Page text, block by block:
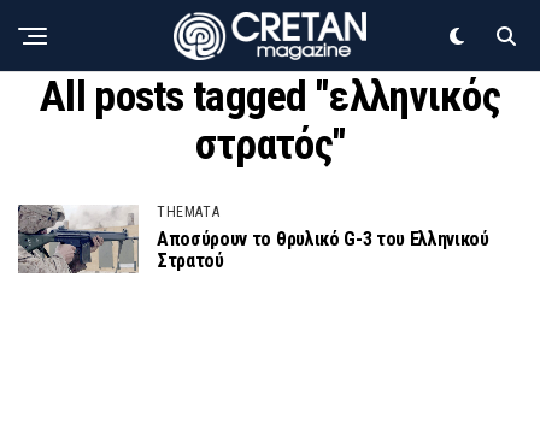
All posts tagged "ελληνικός
στρατός"
THEMATA
Αποσύρουν το θρυλικό G-3 του Ελληνικού
Στρατού